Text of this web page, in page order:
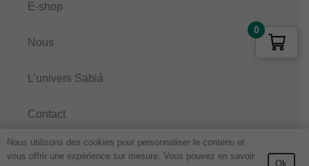
E-shop
Nous
L’univers Sabiá
Contact
Sabia Brazilian Design |Politique de confidentialité
0
Nous utilisons des cookies pour personnaliser le contenu et
vous offrir une expérience sur mesure. Vous pouvez en savoir
Ok